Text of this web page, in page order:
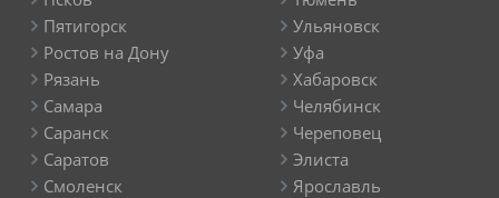
Пятигорск
Ростов на Дону
Рязань
Самара
Саранск
Саратов
Смоленск
Ульяновск
Уфа
Хабаровск
Челябинск
Череповец
Элиста
Ярославль